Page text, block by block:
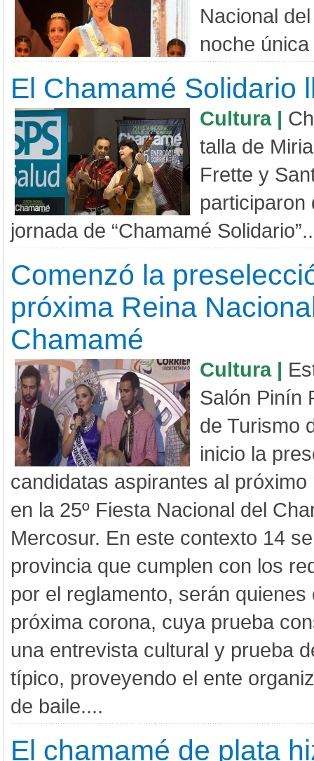
Nacional
noche
El Chamamé Solidario
Cultura |
talla de
Frette y
participaron
jornada de “Chamamé
Comenzó la
próxima Reina
Chamamé
Cultura |
Salón Pinín
de Turismo
inicio la
candidatas aspirantes al
en la 25º Fiesta Nacional del
Mercosur. En este contexto 14
provincia que cumplen con los
por el reglamento, serán
próxima corona, cuya prueba
una entrevista cultural y prueba
típico, proveyendo el ente
de baile....
El chamamé de plata